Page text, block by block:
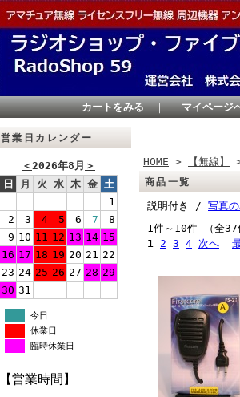
カートをみる ｜ マイページ
営業日カレンダー
＜2026年8月 ＞
日
月 火 水 木 金 土
1
2
3 4 5 6 7
8
9 10 11 12 13 14 15
16 17 18 19 20 21 22
23 24 25 26 27 28 29
30 31
今日
休業日
臨時休業日
【営業時間】
HOME > 【無線】
商品一覧
説明付き / 写真
1件～10件 （全
1 2 3 4 次へ